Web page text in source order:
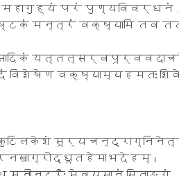
महागुह्यं परं पुण्यविवर्धनं .
मन्त्रं वक्ष्यामि तव
विशेषेण वक्ष्याम्यहमतः
।